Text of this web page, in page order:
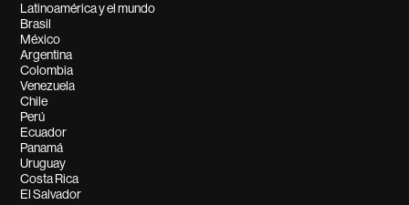
Latinoamérica y el mundo
Brasil
México
Argentina
Colombia
Venezuela
Chile
Perú
Ecuador
Panamá
Uruguay
Costa Rica
El Salvador